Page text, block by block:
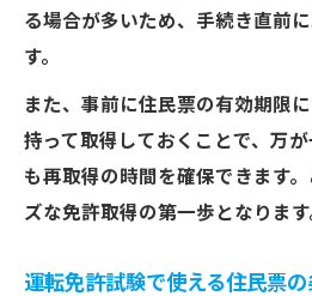
る場合が多いため、手続き直前
す。
また、事前に住民票の有効期限
持って取得しておくことで、万
も再取得の時間を確保できます
ズな免許取得の第一歩となります
運転免許試験で使える住民票